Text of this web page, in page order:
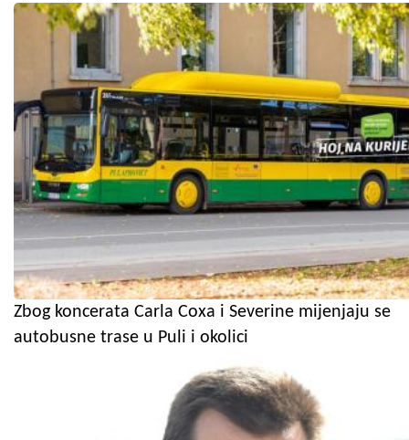
Zbog koncerata Carla Coxa i Severine mijenjaju se
autobusne trase u Puli i okolici